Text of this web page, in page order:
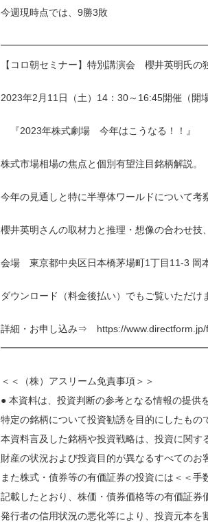
今週現時点では、9勝3敗
【コロ朝セミナー】特別講演会 櫻井英明氏の
2023年2月11日（土）14：30～16:45開催（開
『2023年株式劇場 今年はこうなる！！』
株式市場相場の焦点と個別有望注目銘柄解説。
今年の見通しと特に半導体ワールドについて考
櫻井英明さんの取材力と推理・想像の合わせ技
会場 東京都中央区日本橋茅場町1丁目11-3 岡
ダウンロード（料金後払い）でもご覧いただけ
詳細・お申し込み⇒ https://www.directform.jp/
＜＜（株）アスリーム免責事項＞＞
● 本資料は、投資判断の参考となる情報の提供
特定の銘柄について投資勧誘を目的にしたもの
本資料言及した銘柄や投資戦略は、投資に関す
財産の状況および投資目的が異なるすべてのお
また株式・債券等の有価証券の投資には＜＜手
記載したとおり、株価・債券価格等の有価証券
発行者の信用状況の悪化等により、投資元本を